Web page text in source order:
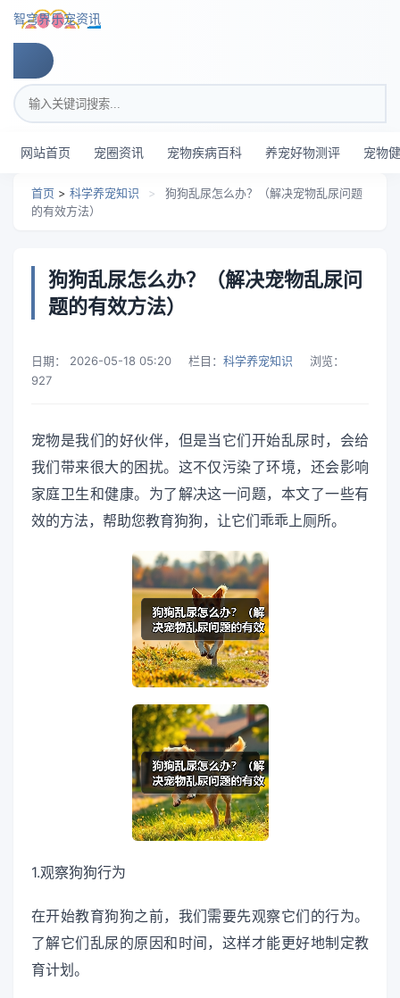
跳转到主要内容
智穹界乐宠资讯
搜索关键词
网站首页 宠圈资讯 宠物疾病百科 养宠好物测评 宠物
首页 > 科学养宠知识 >
狗狗乱尿怎么办？（解决宠物乱尿问题
的有效方法）
狗狗乱尿怎么办？（解决宠物乱尿问
题的有效方法）
日期： 2026-05-18 05:20 栏目： 科学养宠知识
浏览：
927
宠物是我们的好伙伴，但是当它们开始乱尿时，会给
我们带来很大的困扰。这不仅污染了环境，还会影响
家庭卫生和健康。为了解决这一问题，本文了一些有
效的方法，帮助您教育狗狗，让它们乖乖上厕所。
1.观察狗狗行为
在开始教育狗狗之前，我们需要先观察它们的行为。
了解它们乱尿的原因和时间，这样才能更好地制定教
育计划。